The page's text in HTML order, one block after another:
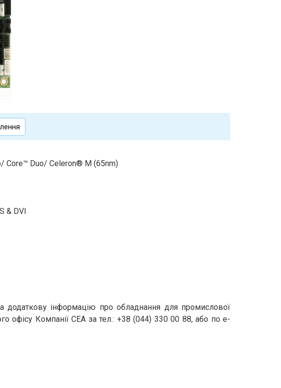
Duo/ Celeron® M (65nm)
& DVI
додаткову інформацію про обладнання для промислової
офісу Компанії СЕА за тел.: +38 (044) 330 00 88, або по e-